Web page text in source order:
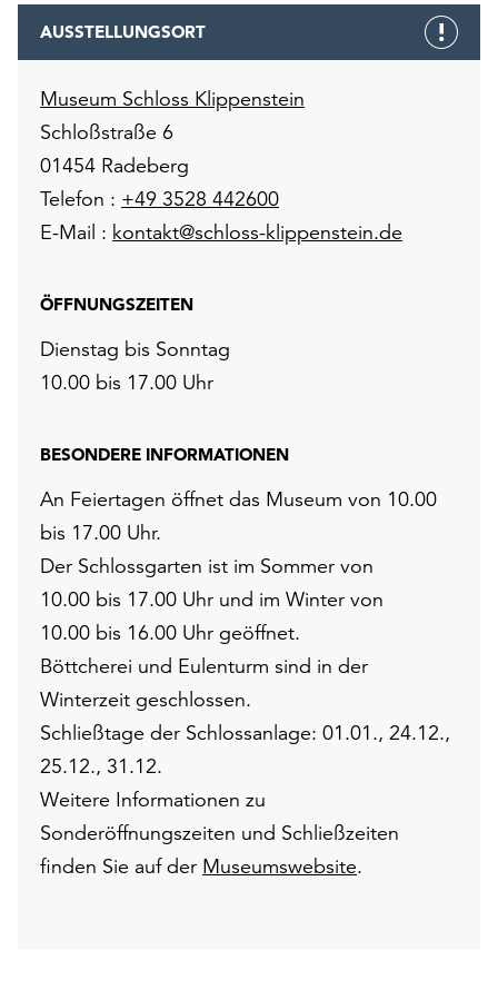
AUSSTELLUNGSORT
Museum Schloss Klippenstein
Schloßstraße 6
01454 Radeberg
Telefon : +49 3528 442600
E-Mail : kontakt@schloss-klippenstein.de
ÖFFNUNGSZEITEN
Dienstag bis Sonntag
10.00 bis 17.00 Uhr
BESONDERE INFORMATIONEN
An Feiertagen öffnet das Museum von 10.00
bis 17.00 Uhr.
Der Schlossgarten ist im Sommer von
10.00 bis 17.00 Uhr und im Winter von
10.00 bis 16.00 Uhr geöffnet.
Böttcherei und Eulenturm sind in der
Winterzeit geschlossen.
Schließtage der Schlossanlage: 01.01., 24.12.,
25.12., 31.12.
Weitere Informationen zu
Sonderöffnungszeiten und Schließzeiten
finden Sie auf der Museumswebsite.